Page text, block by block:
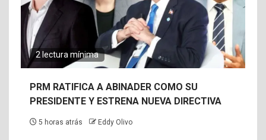
2 lectura mínima
PRM RATIFICA A ABINADER COMO SU
PRESIDENTE Y ESTRENA NUEVA DIRECTIVA
5 horas atrás Eddy Olivo